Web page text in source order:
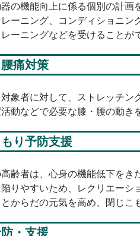
の機能向上に係る個別の計
ーニング、コンディショニン
ーニングなどを受けることが
腰痛対策
象者に対して、ストレッチン
動などで必要な膝・腰の動き
もり予防支援
齢者は、心身の機能低下をき
りやすいため、レクリエー
からだの元気を高め、閉じこ
防・支援